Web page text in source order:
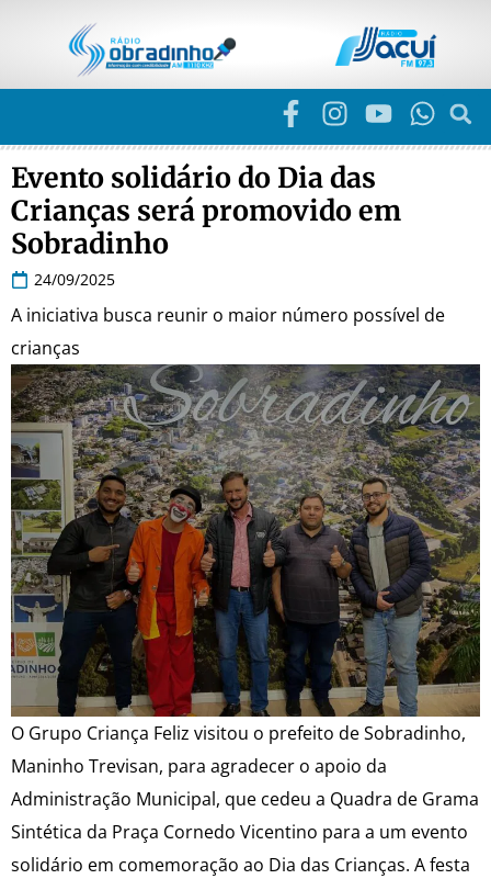
Evento solidário do Dia das
Crianças será promovido em
Sobradinho
24/09/2025
A iniciativa busca reunir o maior número possível de
crianças
O Grupo Criança Feliz visitou o prefeito de Sobradinho,
Maninho Trevisan, para agradecer o apoio da
Administração Municipal, que cedeu a Quadra de Grama
Sintética da Praça Cornedo Vicentino para a um evento
solidário em comemoração ao Dia das Crianças. A festa